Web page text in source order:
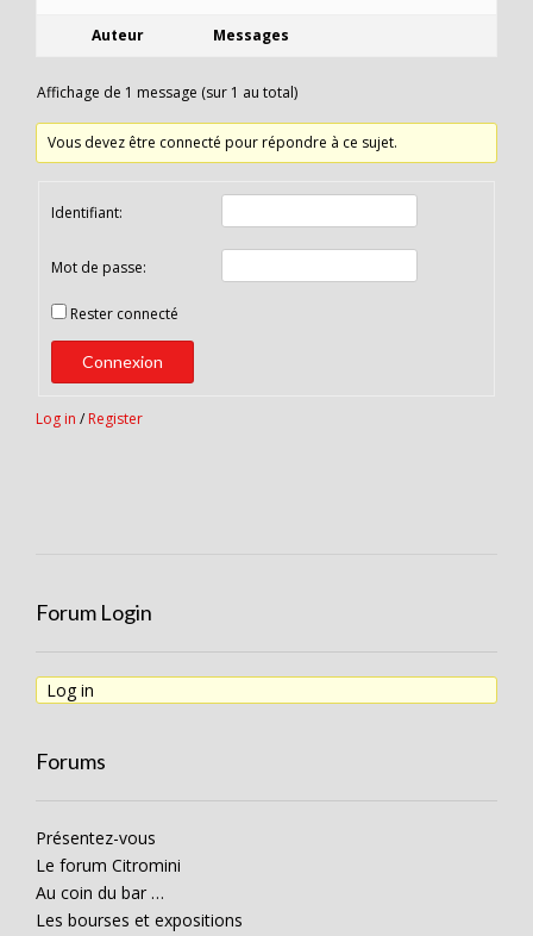
Auteur Messages
Affichage de 1 message (sur 1 au total)
Vous devez être connecté pour répondre à ce sujet.
Identifiant:
Mot de passe:
Rester connecté
Connexion
Log in / Register
Forum Login
Log in
Forums
Présentez-vous
Le forum Citromini
Au coin du bar …
Les bourses et expositions